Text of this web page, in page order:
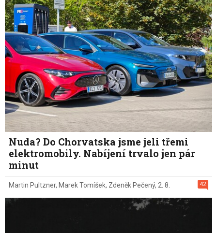
Nuda? Do Chorvatska jsme jeli třemi
elektromobily. Nabíjení trvalo jen pár
minut
42
Martin Pultzner, Marek Tomíšek, Zdeněk Pečený, 2. 8.